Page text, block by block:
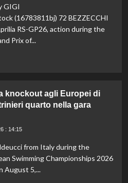
GIGI
(16783811bj) 72 BEZZECCHI
RS-GP26, action during the
Prix of...
knockout agli Europei di
quarto nella gara
: 14:15
from Italy during the
Swimming Championships 2026
August 5,...